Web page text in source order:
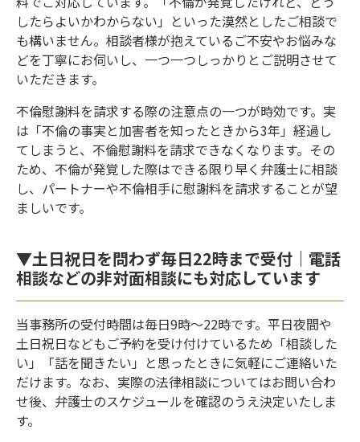
したらよいかわからない」といった漠然としたご相談で
も構いません。相談者様が抱えているご不安やお悩みな
どを丁寧にお伺いし、一つ一つしっかりとご説明させて
いただきます。
不倫慰謝料を請求する際の注意点の一つが時効です。実
は「不倫の事実と加害者を知ったときから3年」経過し
てしまうと、不倫慰謝料を請求できなくなります。その
ため、不倫が発覚した際はできる限り早く弁護士に相談
し、パートナーや不倫相手に慰謝料を請求することが望
ましいです。
▼土日祝日を問わず毎日22時まで受付｜電話
相談などの非対面相談にも対応しています
当事務所の受付時間は毎日9時～22時です。平日夜間や
土日祝日などもご予約を受け付けているため「相談した
い」「話を聞きたい」と思ったときに気軽にご連絡いた
だけます。なお、実際の法律相談についてはお問い合わ
せ後、弁護士のスケジュールを確認のうえ決定いたしま
す。